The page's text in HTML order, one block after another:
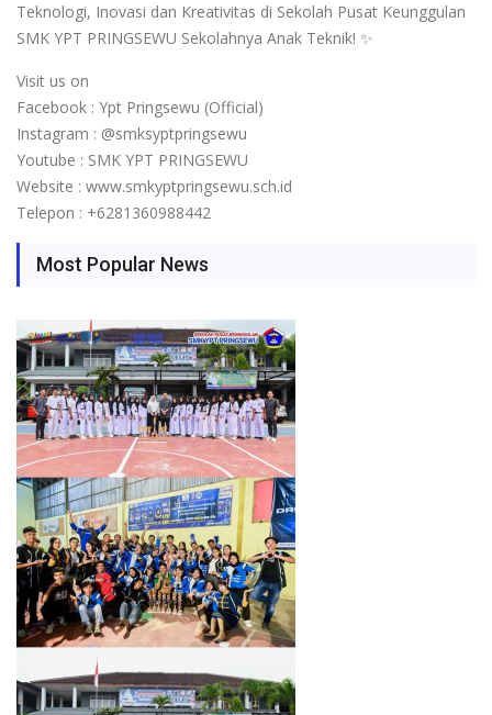
Teknologi, Inovasi dan Kreativitas di Sekolah Pusat Keunggulan
SMK YPT PRINGSEWU Sekolahnya Anak Teknik! ✨
Visit us on
Facebook : Ypt Pringsewu (Official)
Instagram : @smksyptpringsewu
Youtube : SMK YPT PRINGSEWU
Website : www.smkyptpringsewu.sch.id
Telepon : +6281360988442
Most Popular News